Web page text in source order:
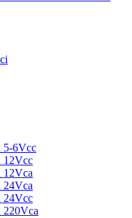
5-6Vcc
12Vcc
12Vca
24Vca
24Vcc
220Vca